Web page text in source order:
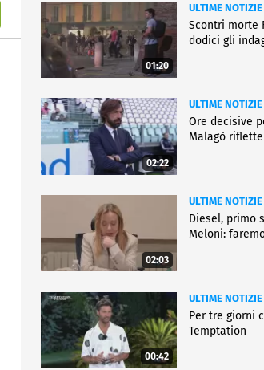
01:20
ULTIME NOTIZIE
Scontri morte
dodici gli
02:22
ULTIME NOTIZIE
Ore decisive
Malagò
02:03
ULTIME NOTIZIE
Diesel, primo
Meloni:
00:42
ULTIME NOTIZIE
Per tre giorni
Temptation